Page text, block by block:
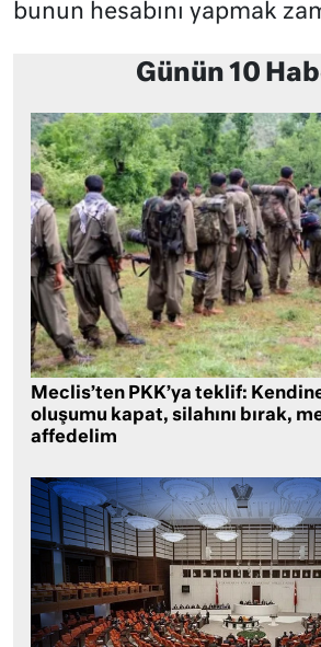
bunun hesabını yapmak
Günün 10
Meclis’ten PKK’ya teklif:
oluşumu kapat, silahını bırak,
affedelim